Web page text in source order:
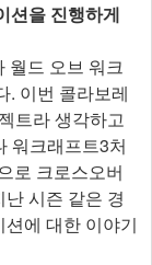
션을 진행하게
월드 오브 워크
. 이번 콜라보레
트라 생각하고
워크래프트3처
로 크로스오버
시즌 같은 경
에 대한 이야기